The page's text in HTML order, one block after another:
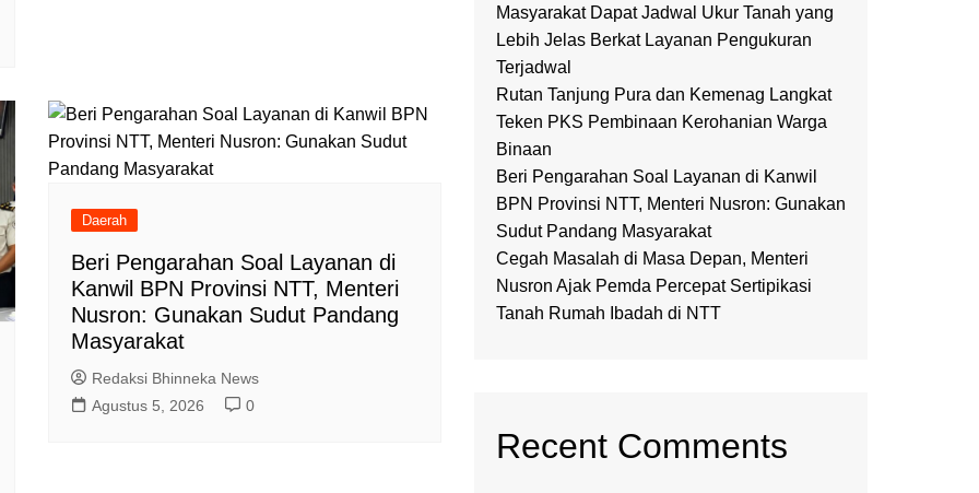
Daerah
Beri Pengarahan Soal Layanan di
Kanwil BPN Provinsi NTT, Menteri
Nusron: Gunakan Sudut Pandang
Masyarakat
Redaksi Bhinneka News
Agustus 5, 2026
0
Masyarakat Dapat Jadwal Ukur Tanah yang
Lebih Jelas Berkat Layanan Pengukuran
Terjadwal
Rutan Tanjung Pura dan Kemenag Langkat
Teken PKS Pembinaan Kerohanian Warga
Binaan
Beri Pengarahan Soal Layanan di Kanwil
BPN Provinsi NTT, Menteri Nusron: Gunakan
Sudut Pandang Masyarakat
Cegah Masalah di Masa Depan, Menteri
Nusron Ajak Pemda Percepat Sertipikasi
Tanah Rumah Ibadah di NTT
Recent Comments